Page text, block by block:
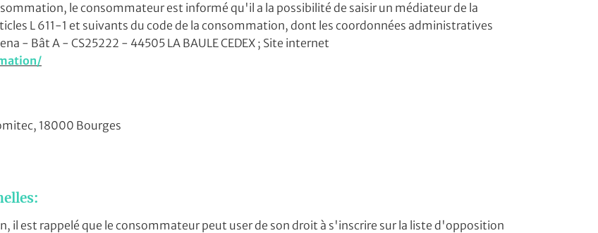
le consommateur est informé qu'il a la possibilité de saisir un médiateur de la
L 611-1 et suivants du code de la consommation, dont les coordonnées administratives
- Bât A - CS25222 - 44505 LA BAULE CEDEX ; Site internet
18000 Bourges
il est rappelé que le consommateur peut user de son droit à s'inscrire sur la liste d'opposition